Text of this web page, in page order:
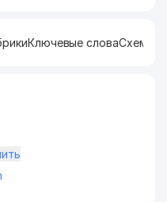
Ключевые словаСхема